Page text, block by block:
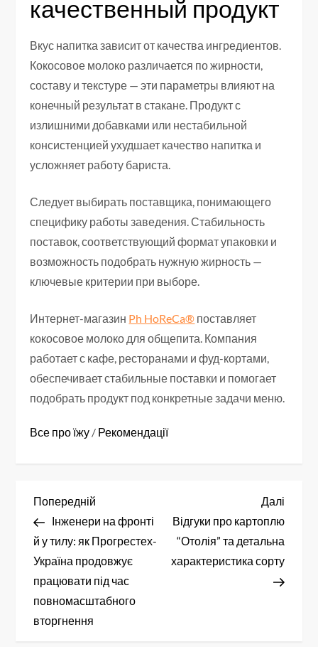
качественный продукт
Вкус напитка зависит от качества ингредиентов.
Кокосовое молоко различается по жирности,
составу и текстуре — эти параметры влияют на
конечный результат в стакане. Продукт с
излишними добавками или нестабильной
консистенцией ухудшает качество напитка и
усложняет работу бариста.
Следует выбирать поставщика, понимающего
специфику работы заведения. Стабильность
поставок, соответствующий формат упаковки и
возможность подобрать нужную жирность —
ключевые критерии при выборе.
Интернет-магазин Ph HoReCa® поставляет
кокосовое молоко для общепита. Компания
работает с кафе, ресторанами и фуд-кортами,
обеспечивает стабильные поставки и помогает
подобрать продукт под конкретные задачи меню.
Все про їжу / Рекомендації
Н
а
в
і
г
Попередній
запис
Попередній
Інженери на фронті
й у тилу: як Прогрестех-
Україна продовжує
працювати під час
повномасштабного
вторгнення
запис
Далі
Відгуки про картоплю
“Отолія” та детальна
характеристика сорту